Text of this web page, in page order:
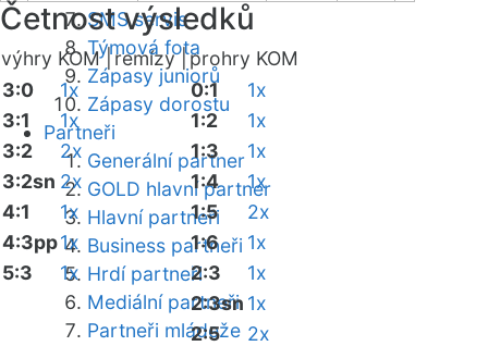
SMS servis
Týmová fota
Zápasy juniorů
Zápasy dorostu
Partneři
Generální partner
GOLD hlavní partner
Hlavní partneři
Business partneři
Hrdí partneři
Mediální partneři
Partneři mládeže
Četnost výsledků
výhry KOM |remízy |prohry KOM
3:0
1x
3:1
1x
3:2
2x
3:2sn 2x
4:1
1x
4:3pp1x
5:3
1x
0:1
1x
1:2
1x
1:3
1x
1:4
1x
1:5
2x
1:6
1x
2:3
1x
2:3sn 1x
2:5
2x